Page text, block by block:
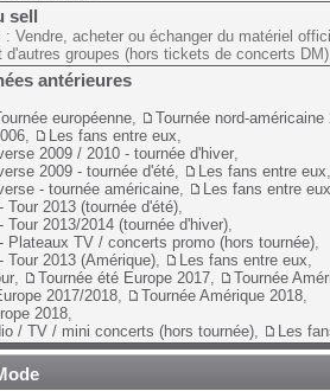
sell
Vendre, acheter ou échanger du matériel
d'autres groupes (hors tickets de concerts DM)
antérieures
européenne
Tournée nord-américaine
Les fans entre eux
2009 / 2010 - tournée d'hiver
2009 - tournée d'été
Les fans entre eux
- tournée américaine
Les fans entre eux
Tour 2013 (tournée d'été)
Tour 2013/2014 (tournée d'hiver)
Plateaux TV / concerts promo (hors tournée)
Tour 2013 (Amérique)
Les fans entre eux
Tournée été Europe 2017
Tournée
2017/2018
Tournée Amérique 2018
2018
/ TV / mini concerts (hors tournée)
Les